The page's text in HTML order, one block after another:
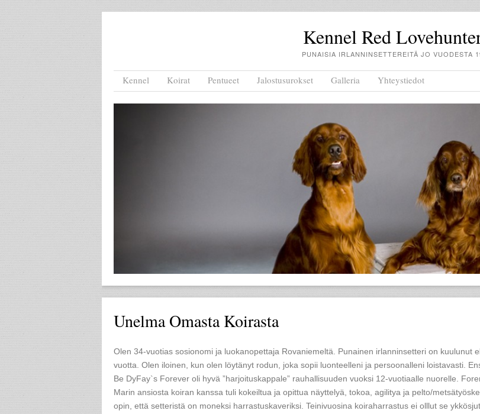
Kennel Red
PUNAISIA IRLANNINSETTEREITÄ JO VUODESTA
Menu
Skip to content
Kennel Koirat Pentueet Jalostusurokset Galleria Yhteystiedot
Unelma Omasta Koirasta
Olen 34-vuotias sosionomi ja luokanopettaja Rovaniemeltä. Punainen irlanninsetteri on kuulunut
vuotta. Olen iloinen, kun olen löytänyt rodun, joka sopii luonteelleni ja persoonalleni loistavasti.
Be DyFay`s Forever oli hyvä ”harjoituskappale” rauhallisuuden vuoksi 12-vuotiaalle nuorelle.
Marin ansiosta koiran kanssa tuli kokeiltua ja opittua näyttelyä, tokoa, agilitya ja pelto/
opin, että setteristä on moneksi harrastuskaveriksi. Teinivuosina koiraharrastus ei olllut se